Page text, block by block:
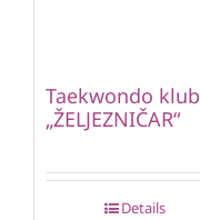
Taekwondo klub
„ŽELJEZNIČAR“
Details